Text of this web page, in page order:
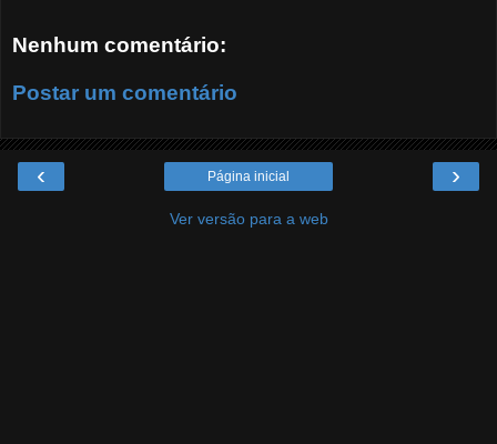
Nenhum comentário:
Postar um comentário
‹ ›
Página inicial
Ver versão para a web